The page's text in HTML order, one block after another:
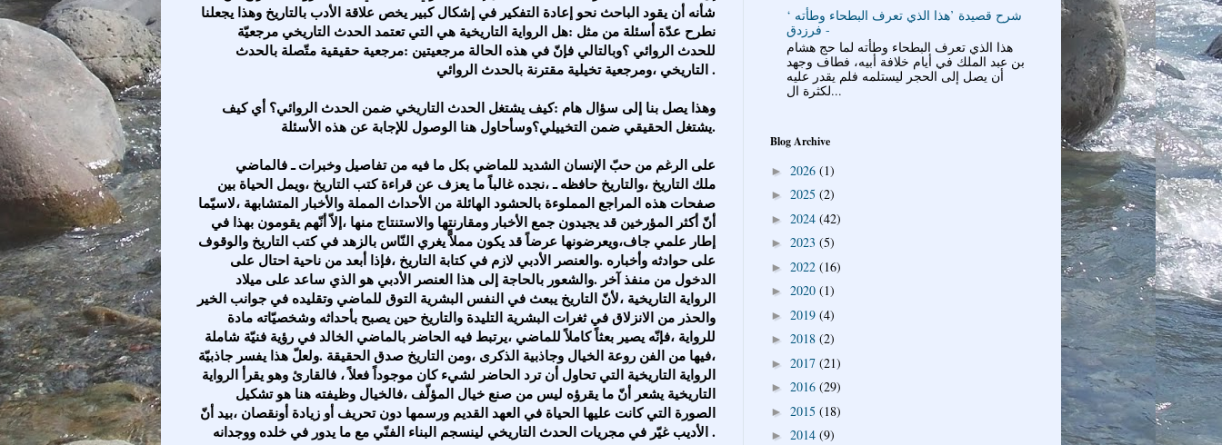
شأنه أن يقود الباحث نحو إعادة التفكير في إشكال كبير يخص علاقة الأدب بالتاريخ وهذا يجعلنا
نطرح عدّة أسئلة من مثل :هل الرواية التاريخية هي التي تعتمد الحدث التاريخي مرجعيّة
للحدث الروائي ؟وبالتالي فإنّ في هذه الحالة مرجعيتين :مرجعية حقيقية متّصلة بالحدث
التاريخي ،ومرجعية تخيلية مقترنة بالحدث الروائي .
يشتغل الحقيقي ضمن التخييلي؟وسأحاول هنا الوصول للإجابة عن هذه الأسئلة.
ملك التاريخ ،والتاريخ حافظه ـ ،نجده غالباً ما يعزف عن قراءة كتب التاريخ ،ويمل الحياة بين
صفحات هذه المراجع المملوءة بالحشود الهائلة من الأحداث المملة والأخبار المتشابهة ،لاسيّما
أنّ أكثر المؤرخين قد يجيدون جمع الأخبار ومقارنتها والاستنتاج منها ،إلاّ أنّهم يقومون بهذا في
إطار علمي جاف،ويعرضونها عرضاً قد يكون مملاًّ يغري النّاس بالزهد في كتب التاريخ والوقوف
على حوادثه وأخباره .والعنصر الأدبي لازم في كتابة التاريخ ،فإذا أبعد من ناحية احتال على
الدخول من منفذ آخر .والشعور بالحاجة إلى هذا العنصر الأدبي هو الذي ساعد على ميلاد
الرواية التاريخية ،لأنّ التاريخ يبعث في النفس البشرية التوق للماضي وتقليده في جوانب الخير
والحذر من الانزلاق في ثغرات البشرية التليدة والتاريخ حين يصبح بأحداثه وشخصيّاته مادة
للرواية ،فإنّه يصير بعثاً كاملاً للماضي ،يرتبط فيه الحاضر بالماضي الخالد في رؤية فنيّة شاملة
،فيها من الفن روعة الخيال وجاذبية الذكرى ،ومن التاريخ صدق الحقيقة .ولعلّ هذا يفسر جاذبيّة
الرواية التاريخية التي تحاول أن ترد الحاضر لشيء كان موجوداً فعلاً ، فالقارئ وهو يقرأ الرواية
التاريخية يشعر أنّ ما يقرؤه ليس من صنع خيال المؤلّف ،فالخيال وظيفته هنا هو تشكيل
الصورة التي كانت عليها الحياة في العهد القديم ورسمها دون تحريف أو زيادة أونقصان ،بيد أنّ
الأديب غيّر في مجريات الحدث التاريخي لينسجم البناء الفنّي مع ما يدور في خلده ووجدانه .
شرح قصيدة ’هذا الذي تعرف البطحاء وطأته ‘
- فرزدق
هذا الذي تعرف البطحاء وطأته لما حج هشام
بن عبد الملك في أيام خلافة أبيه، فطاف وجهد
أن يصل إلى الحجر ليستلمه فلم يقدر عليه
لكثرة ال...
Blog Archive
► 2026 (1)
► 2025 (2)
► 2024 (42)
► 2023 (5)
► 2022 (16)
► 2020 (1)
► 2019 (4)
► 2018 (2)
► 2017 (21)
► 2016 (29)
► 2015 (18)
► 2014 (9)